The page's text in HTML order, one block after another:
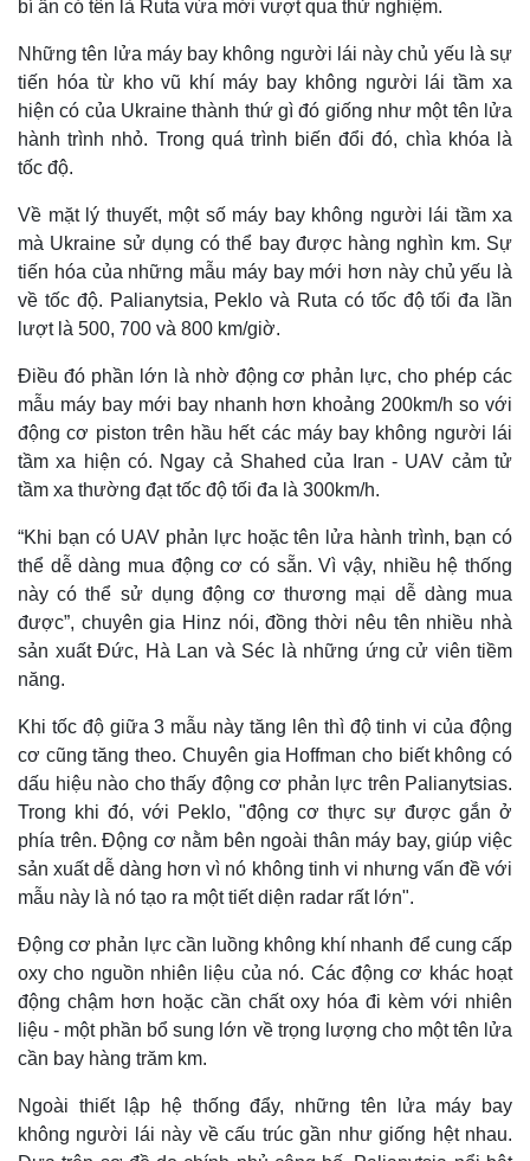
Kinh tế
Bất động sản
Khởi nghiệp
Thị trường
Giá vàng
Chứng khoán
Giá cà phê
bí ẩn có tên là Ruta vừa mới vượt qua thử nghiệm.
Những tên lửa máy bay không người lái này chủ yếu là sự
tiến hóa từ kho vũ khí máy bay không người lái tầm xa
hiện có của Ukraine thành thứ gì đó giống như một tên lửa
hành trình nhỏ. Trong quá trình biến đổi đó, chìa khóa là
tốc độ.
Về mặt lý thuyết, một số máy bay không người lái tầm xa
mà Ukraine sử dụng có thể bay được hàng nghìn km. Sự
tiến hóa của những mẫu máy bay mới hơn này chủ yếu là
về tốc độ. Palianytsia, Peklo và Ruta có tốc độ tối đa lần
lượt là 500, 700 và 800 km/giờ.
Điều đó phần lớn là nhờ động cơ phản lực, cho phép các
mẫu máy bay mới bay nhanh hơn khoảng 200km/h so với
động cơ piston trên hầu hết các máy bay không người lái
tầm xa hiện có. Ngay cả Shahed của Iran - UAV cảm tử
tầm xa thường đạt tốc độ tối đa là 300km/h.
“Khi bạn có UAV phản lực hoặc tên lửa hành trình, bạn có
thể dễ dàng mua động cơ có sẵn. Vì vậy, nhiều hệ thống
này có thể sử dụng động cơ thương mại dễ dàng mua
được”, chuyên gia Hinz nói, đồng thời nêu tên nhiều nhà
sản xuất Đức, Hà Lan và Séc là những ứng cử viên tiềm
năng.
Khi tốc độ giữa 3 mẫu này tăng lên thì độ tinh vi của động
cơ cũng tăng theo. Chuyên gia Hoffman cho biết không có
dấu hiệu nào cho thấy động cơ phản lực trên Palianytsias.
Trong khi đó, với Peklo, "động cơ thực sự được gắn ở
phía trên. Động cơ nằm bên ngoài thân máy bay, giúp việc
sản xuất dễ dàng hơn vì nó không tinh vi nhưng vấn đề với
mẫu này là nó tạo ra một tiết diện radar rất lớn".
Động cơ phản lực cần luồng không khí nhanh để cung cấp
oxy cho nguồn nhiên liệu của nó. Các động cơ khác hoạt
động chậm hơn hoặc cần chất oxy hóa đi kèm với nhiên
liệu - một phần bổ sung lớn về trọng lượng cho một tên lửa
cần bay hàng trăm km.
Ngoài thiết lập hệ thống đẩy, những tên lửa máy bay
không người lái này về cấu trúc gần như giống hệt nhau.